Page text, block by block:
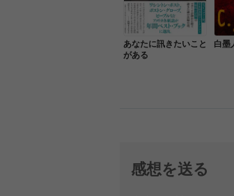
あなたに訊きたいこと
がある
白墨
感想を送る